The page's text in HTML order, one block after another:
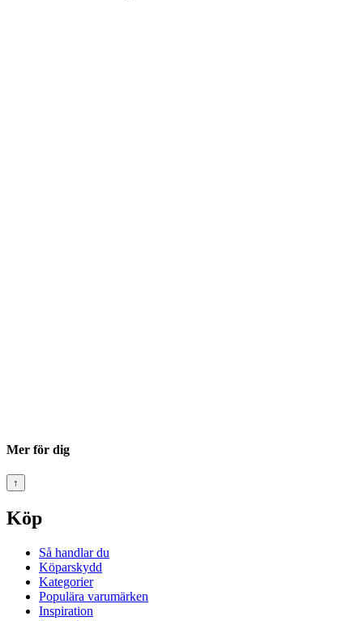
Mer för dig
↑
Köp
Så handlar du
Köparskydd
Kategorier
Populära varumärken
Inspiration